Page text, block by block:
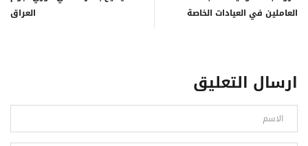
العراق
العاملين في العيادات الخاصة
ارسال التعليق